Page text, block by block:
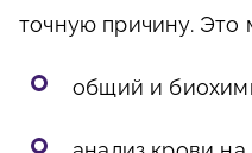
точную причину. Это
общий и